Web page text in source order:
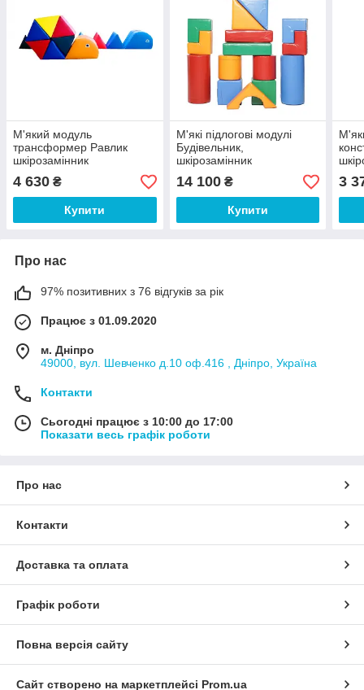
М'який модуль
трансформер Равлик
шкірозамінник
Різнобарвний (Тia-sport
ТМ)
4 630 ₴
Купити
М'які підлогові модулі
Будівельник,
шкірозамінник
Різнобарвний 16
елементів, 7 фігур (Тia-
sport ТМ)
14 100₴
Купити
3
Про нас
97% позитивних з 76 відгуків за рік
Працює з 01.09.2020
м. Дніпро
49000, вул. Шевченко д.10 оф.416 , Дніпро, Україна
Контакти
Сьогодні працює з 10:00 до 17:00
Показати весь графік роботи
Про нас
Контакти
Доставка та оплата
Графік роботи
Повна версія сайту
Сайт створено на маркетплейсі Prom.ua